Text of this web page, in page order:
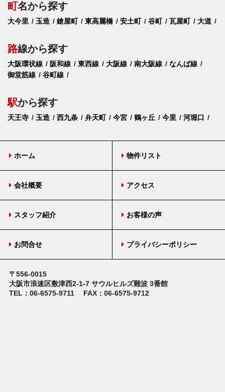
町名から探す
大今里 玉造 鎗屋町 東高麗橋 安土町 谷町 瓦屋町 大道
路線から探す
大阪環状線 阪和線 東西線 大阪線 南大阪線
なんば線
御堂筋線
谷町線
駅から探す
天王寺 玉造 西九条 弁天町 今宮 鶴ヶ丘 今里 河堀口
ホーム 物件リスト
会社概要 アクセス
スタッフ紹介 お客様の声
お問合せ プライバシーポリシー
〒556-0015
大阪市浪速区敷津西2-1-7サウルヒルズ難波 3番館
TEL：06-6575-9711
FAX：06-6575-9712